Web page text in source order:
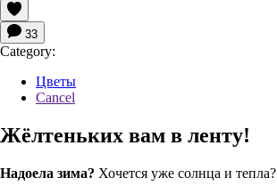
33
Category:
Цветы
Cancel
Жёлтеньких вам в ленту!
Надоела зима? Хочется уже солнца и тепла?